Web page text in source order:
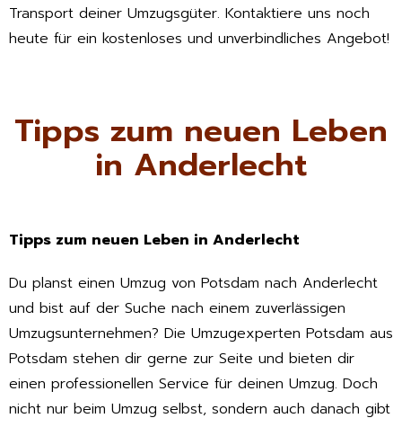
Transport deiner Umzugsgüter. Kontaktiere uns noch
heute für ein kostenloses und unverbindliches Angebot!
Tipps zum neuen Leben
in Anderlecht
Tipps zum neuen Leben in Anderlecht
Du planst einen Umzug von Potsdam nach Anderlecht
und bist auf der Suche nach einem zuverlässigen
Umzugsunternehmen? Die Umzugexperten Potsdam aus
Potsdam stehen dir gerne zur Seite und bieten dir
einen professionellen Service für deinen Umzug. Doch
nicht nur beim Umzug selbst, sondern auch danach gibt